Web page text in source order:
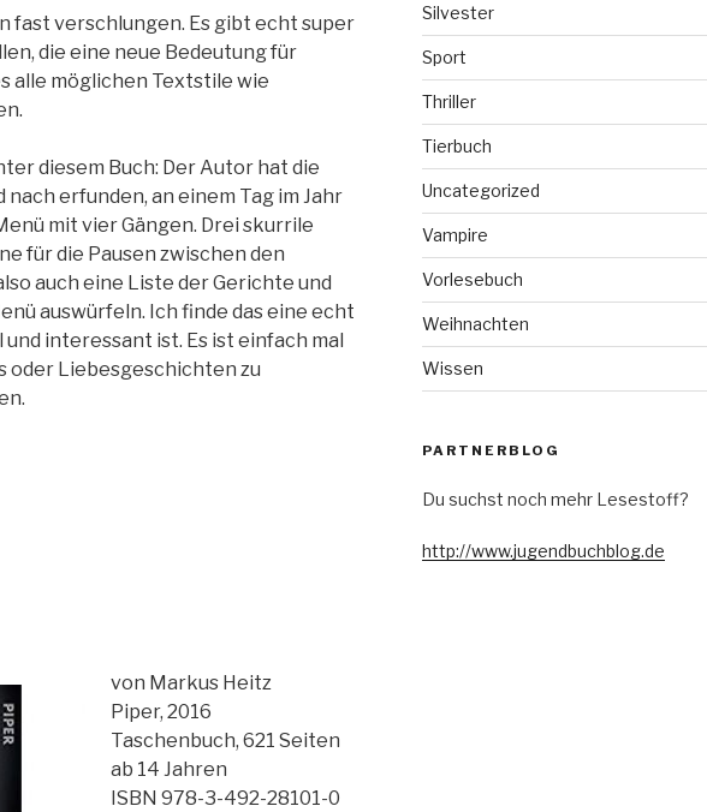
fast verschlungen. Es gibt echt super
die eine neue Bedeutung für
alle möglichen Textstile wie
diesem Buch: Der Autor hat die
erfunden, an einem Tag im Jahr
mit vier Gängen. Drei skurrile
für die Pausen zwischen den
auch eine Liste der Gerichte und
auswürfeln. Ich finde das eine echt
interessant ist. Es ist einfach mal
oder Liebesgeschichten zu
von Markus Heitz
Piper, 2016
Taschenbuch, 621 Seiten
ab 14 Jahren
ISBN 978-3-492-28101-0
Silvester
Sport
Thriller
Tierbuch
Uncategorized
Vampire
Vorlesebuch
Weihnachten
Wissen
PARTNERBLOG
Du suchst noch mehr Lesestoff?
http://www.jugendbuchblog.de